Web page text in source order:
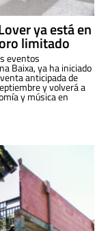
ya está en
limitado
eventos
Baixa, ya ha iniciado
anticipada de
y volverá a
y música en